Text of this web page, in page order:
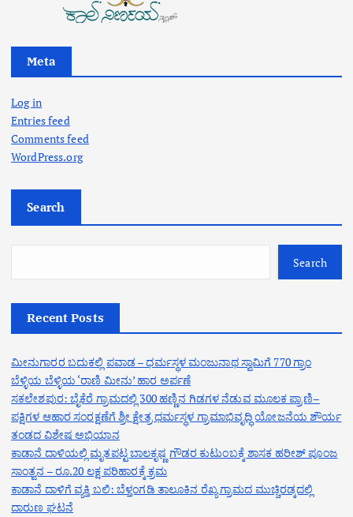
Meta
Log in
Entries feed
Comments feed
WordPress.org
Search
Search
Recent Posts
ಮೀನುಗಾರರ ಬದುಕಲ್ಲಿ ಪವಾಡ – ಧರ್ಮಸ್ಥಳ ಮಂಜುನಾಥ ಸ್ವಾಮಿಗೆ 770 ಗ್ರಾಂ
ಬೆಳ್ಳಿಯ ಬೆಳ್ಳಿಯ ‘ರಾಣಿ ಮೀನು’ ಹಾರ ಅರ್ಪಣೆ
ಸಕಲೇಶಪುರ: ಬೈಕೆರೆ ಗ್ರಾಮದಲ್ಲಿ 300 ಹಣ್ಣಿನ ಗಿಡಗಳ ನೆಡುವ ಮೂಲಕ ಪ್ರಾಣಿ–
ಪಕ್ಷಿಗಳ ಆಹಾರ ಸಂರಕ್ಷಣೆಗೆ ಶ್ರೀ ಕ್ಷೇತ್ರ ಧರ್ಮಸ್ಥಳ ಗ್ರಾಮಾಭಿವೃದ್ಧಿ ಯೋಜನೆಯ ಶೌರ್ಯ
ತಂಡದ ವಿಶೇಷ ಅಭಿಯಾನ
ಕಾಡಾನೆ ದಾಳಿಯಲ್ಲಿ ಮೃತಪಟ್ಟ ಬಾಲಕೃಷ್ಣ ಗೌಡರ ಕುಟುಂಬಕ್ಕೆ ಶಾಸಕ ಹರೀಶ್ ಪೂಂಜ
ಸಾಂತ್ವನ – ರೂ.20 ಲಕ್ಷ ಪರಿಹಾರಕ್ಕೆ ಕ್ರಮ
ಕಾಡಾನೆ ದಾಳಿಗೆ ವ್ಯಕ್ತಿ ಬಲಿ: ಬೆಳ್ತಂಗಡಿ ತಾಲೂಕಿನ ರೆಖ್ಯ ಗ್ರಾಮದ ಮುಚ್ಚಿರಡ್ಕದಲ್ಲಿ
ದಾರುಣ ಘಟನೆ